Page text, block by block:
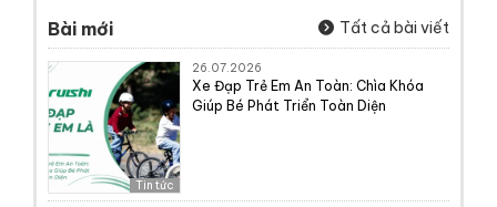
Bài mới Tất cả bài viết
Tin tức
26.07.2026
Xe Đạp Trẻ Em An Toàn: Chìa Khóa
Giúp Bé Phát Triển Toàn Diện